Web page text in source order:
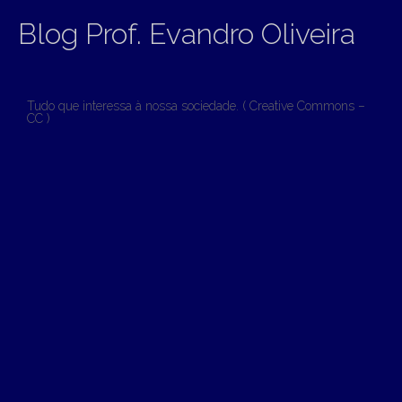
Blog Prof. Evandro Oliveira
Tudo que interessa à nossa sociedade. ( Creative Commons –
CC )